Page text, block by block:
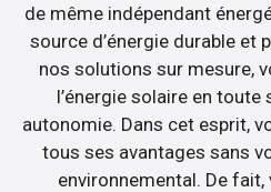
de même indépendant
source d’énergie durable et
nos solutions sur mesure,
l’énergie solaire en
autonomie. Dans cet esprit,
tous ses avantages sans
environnemental. De